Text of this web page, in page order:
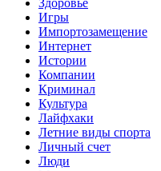
Игры
Импортозамещение
Интернет
Истории
Компании
Криминал
Культура
Лайфхаки
Летние виды спорта
Личный счет
Люди